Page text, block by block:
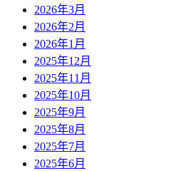
2026年3月
2026年2月
2026年1月
2025年12月
2025年11月
2025年10月
2025年9月
2025年8月
2025年7月
2025年6月